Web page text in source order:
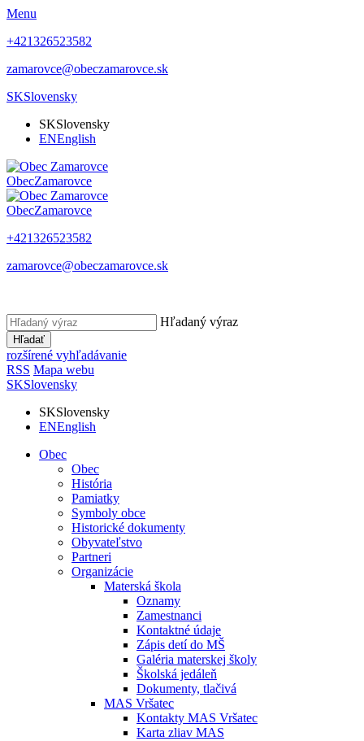
Menu
+421326523582
zamarovce@obeczamarovce.sk
SKSlovensky
SKSlovensky
ENEnglish
ObecZamarovce
ObecZamarovce
+421326523582
zamarovce@obeczamarovce.sk
Hľadaný výraz
Hľadať
rozšírené vyhľadávanie
RSS Mapa webu
SKSlovensky
SKSlovensky
ENEnglish
Obec
Obec
História
Pamiatky
Symboly obce
Historické dokumenty
Obyvateľstvo
Partneri
Organizácie
Materská škola
Oznamy
Zamestnanci
Kontaktné údaje
Zápis detí do MŠ
Galéria materskej školy
Školská jedáleň
Dokumenty, tlačivá
MAS Vršatec
Kontakty MAS Vršatec
Karta zliav MAS